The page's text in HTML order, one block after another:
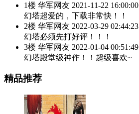
1楼 华军网友 2021-11-22 16:00:00
幻塔超爱的，下载非常快！！
2楼 华军网友 2022-03-29 02:44:23
幻塔必须先打好评！！！
3楼 华军网友 2022-01-04 00:51:49
幻塔殿堂级神作！！超级喜欢~
精品推荐